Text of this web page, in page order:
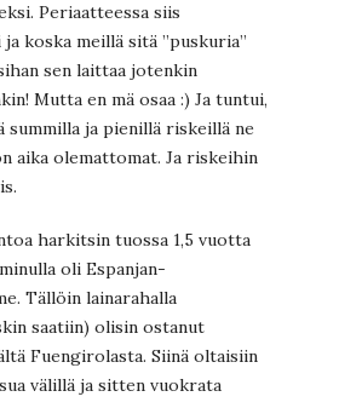
Periaatteessa siis
koska meillä sitä ”puskuria”
sen laittaa jotenkin
Mutta en mä osaa :) Ja tuntui,
summilla ja pienillä riskeillä ne
aika olemattomat. Ja riskeihin
harkitsin tuossa 1,5 vuotta
oli Espanjan-
Tällöin lainarahalla
saatiin) olisin ostanut
Fuengirolasta. Siinä oltaisiin
välillä ja sitten vuokrata